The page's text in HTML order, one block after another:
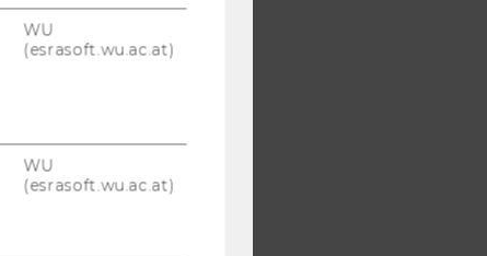
WU
(esrasoft.wu.ac.at)
WU
(esrasoft.wu.ac.at)